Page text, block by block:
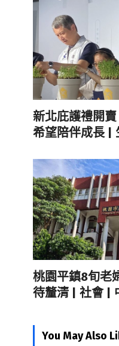
新北庇護禮開
希望陪伴成長 |
桃園平鎮8旬
待釐清 | 社會 |
You May Also